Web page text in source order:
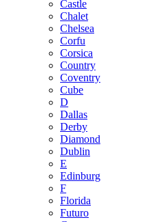
Castle
Chalet
Chelsea
Corfu
Corsica
Country
Coventry
Cube
D
Dallas
Derby
Diamond
Dublin
E
Edinburg
F
Florida
Futuro